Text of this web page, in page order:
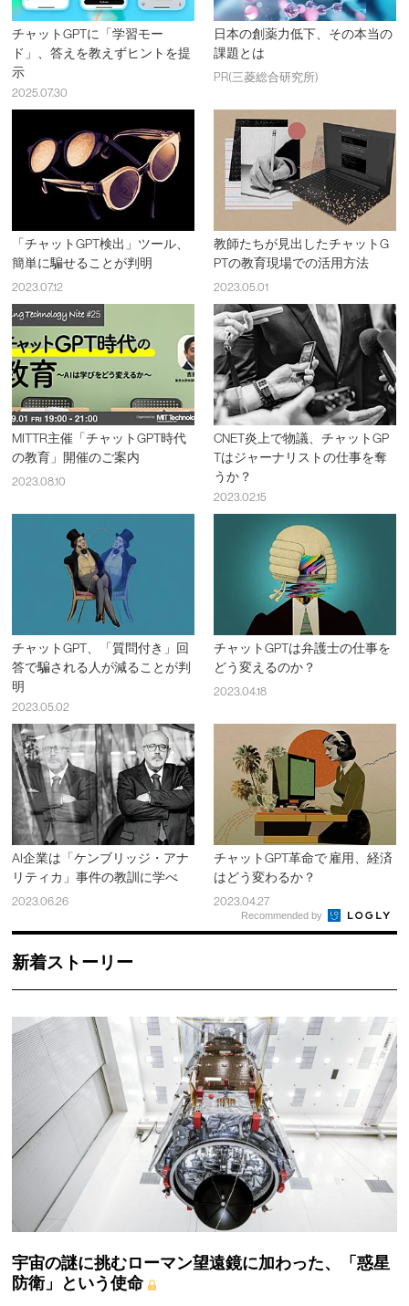
チャットGPTに「学習モー
ド」、答えを教えずヒントを提
示
2025.07.30
日本の創薬力低下、その本当の
課題とは
PR(三菱総合研究所)
「チャットGPT検出」ツール、
簡単に騙せることが判明
2023.07.12
教師たちが見出したチャットG
PTの教育現場での活用方法
2023.05.01
MITTR主催「チャットGPT時代
の教育」開催のご案内
2023.08.10
CNET炎上で物議、チャットGP
Tはジャーナリストの仕事を奪
うか？
2023.02.15
チャットGPT、「質問付き」回
答で騙される人が減ることが判
明
2023.05.02
チャットGPTは弁護士の仕事を
どう変えるのか？
2023.04.18
AI企業は「ケンブリッジ・アナ
リティカ」事件の教訓に学べ
2023.06.26
チャットGPT革命で 雇用、経済
はどう変わるか？
2023.04.27
Recommended by
新着ストーリー
宇宙の謎に挑むローマン望遠鏡に加わった、「惑星
防衛」という使命